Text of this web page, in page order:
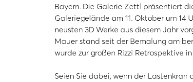
Bayern. Die Galerie Zettl präsentiert
Galeriegelände am 11. Oktober um 14
neusten 3D Werke aus diesem Jahr
Mauer stand seit der Bemalung am
wurde zur großen Rizzi Retrospektive
Seien Sie dabei, wenn der Lastenkran